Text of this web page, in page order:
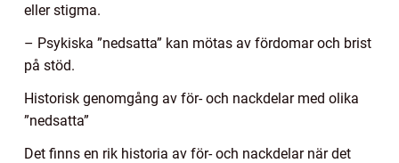
eller stigma.
– Psykiska ”nedsatta” kan mötas av fördomar och brist
på stöd.
Historisk genomgång av för- och nackdelar med olika
”nedsatta”
Det finns en rik historia av för- och nackdelar när det